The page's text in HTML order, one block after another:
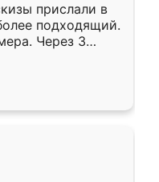
прислали в
подходящий.
Через 3
Остались
Ренессанс